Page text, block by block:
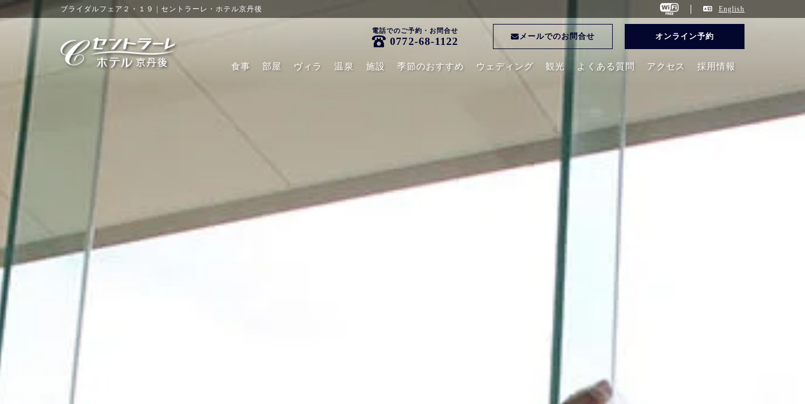
ブライダルフェア２・１９ | セントラーレ・ホテル京丹後 English
電話でのご予約・お問合せ
0772-68-1122 メールでのお問合せ オンライン予約
食事 部屋 ヴィラ 温泉 施設 季節のおすすめ ウェディング 観光 よくある質問 アクセス 採用情報